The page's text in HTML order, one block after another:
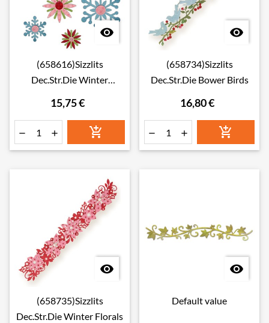

(658616)Sizzlits
Dec.Str.Die Winter
15,75 €
  

(658734)Sizzlits
Dec.Str.Die Bower Birds
16,80 €
  

(658735)Sizzlits
Dec.Str.Die Winter Florals

Default value